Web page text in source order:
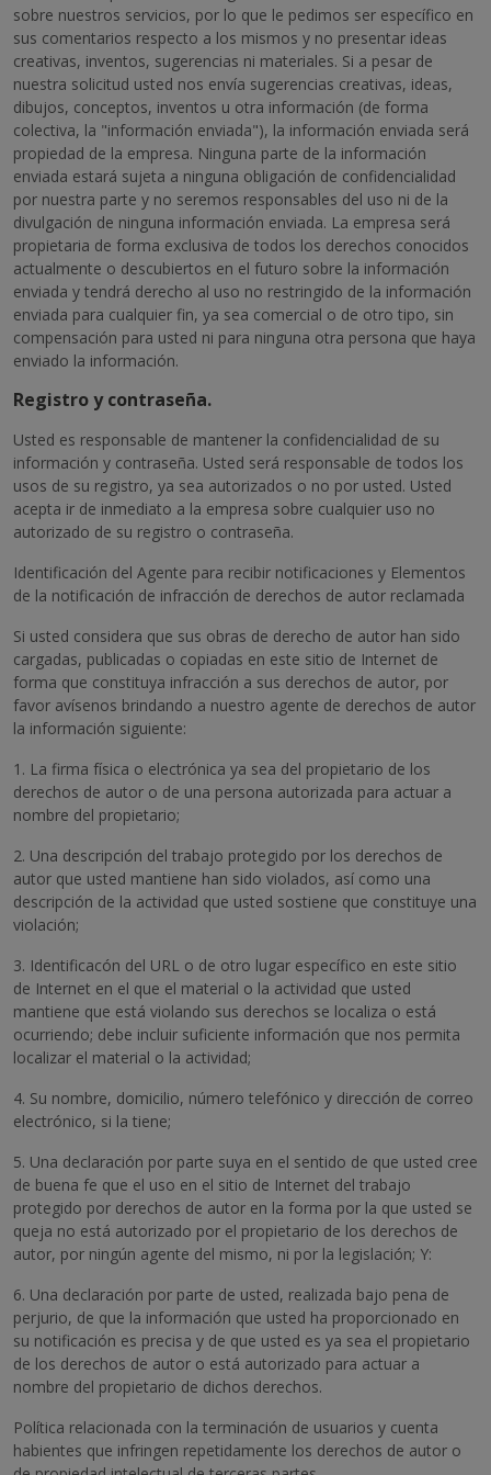
sobre nuestros servicios, por lo que le pedimos ser específico en
sus comentarios respecto a los mismos y no presentar ideas
creativas, inventos, sugerencias ni materiales. Si a pesar de
nuestra solicitud usted nos envía sugerencias creativas, ideas,
dibujos, conceptos, inventos u otra información (de forma
colectiva, la "información enviada"), la información enviada será
propiedad de la empresa. Ninguna parte de la información
enviada estará sujeta a ninguna obligación de confidencialidad
por nuestra parte y no seremos responsables del uso ni de la
divulgación de ninguna información enviada. La empresa será
propietaria de forma exclusiva de todos los derechos conocidos
actualmente o descubiertos en el futuro sobre la información
enviada y tendrá derecho al uso no restringido de la información
enviada para cualquier fin, ya sea comercial o de otro tipo, sin
compensación para usted ni para ninguna otra persona que haya
enviado la información.
Registro y contraseña.
Usted es responsable de mantener la confidencialidad de su
información y contraseña. Usted será responsable de todos los
usos de su registro, ya sea autorizados o no por usted. Usted
acepta ir de inmediato a la empresa sobre cualquier uso no
autorizado de su registro o contraseña.
Identificación del Agente para recibir notificaciones y Elementos
de la notificación de infracción de derechos de autor reclamada
Si usted considera que sus obras de derecho de autor han sido
cargadas, publicadas o copiadas en este sitio de Internet de
forma que constituya infracción a sus derechos de autor, por
favor avísenos brindando a nuestro agente de derechos de autor
la información siguiente:
1. La firma física o electrónica ya sea del propietario de los
derechos de autor o de una persona autorizada para actuar a
nombre del propietario;
2. Una descripción del trabajo protegido por los derechos de
autor que usted mantiene han sido violados, así como una
descripción de la actividad que usted sostiene que constituye una
violación;
3. Identificacón del URL o de otro lugar específico en este sitio
de Internet en el que el material o la actividad que usted
mantiene que está violando sus derechos se localiza o está
ocurriendo; debe incluir suficiente información que nos permita
localizar el material o la actividad;
4. Su nombre, domicilio, número telefónico y dirección de correo
electrónico, si la tiene;
5. Una declaración por parte suya en el sentido de que usted cree
de buena fe que el uso en el sitio de Internet del trabajo
protegido por derechos de autor en la forma por la que usted se
queja no está autorizado por el propietario de los derechos de
autor, por ningún agente del mismo, ni por la legislación; Y:
6. Una declaración por parte de usted, realizada bajo pena de
perjurio, de que la información que usted ha proporcionado en
su notificación es precisa y de que usted es ya sea el propietario
de los derechos de autor o está autorizado para actuar a
nombre del propietario de dichos derechos.
Política relacionada con la terminación de usuarios y cuenta
habientes que infringen repetidamente los derechos de autor o